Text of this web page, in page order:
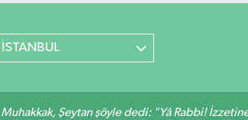
İSTANBUL
Muhakkak, Şeytan şöyle dedi: "Yâ Rabbi!